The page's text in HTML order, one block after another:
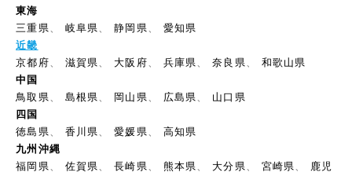
東海
三重県
岐阜県 、静岡県
愛知県
近畿
京都府
滋賀県 大阪府 兵庫県 、奈良県
和歌山県
中国
鳥取県
島根県 岡山県 広島県
山口県
四国
徳島県
香川県 、愛媛県
高知県
九州沖縄
福岡県
佐賀県 、長崎県 熊本県 大分県 宮崎県
鹿児